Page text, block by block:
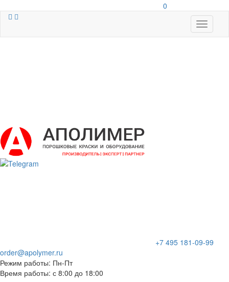
0
+7 495 181-09-99
order@apolymer.ru
Режим работы: Пн-Пт
Время работы: с 8:00 до 18:00